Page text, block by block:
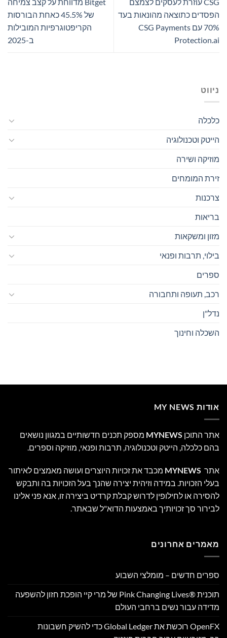
CSG עוזרת לעסקים לצמצם
הפסדים כתוצאה מהונאות בעד
70% עם CSG Payments
Protection.ai
Bitget מדווחת על קצב צמיחה
של 45.5% כאחת הבורסות
הקריפטוגרפיות המובילות
ב-2025
ניווט
כלכלה
הייטק וטכנולוגיה
מוזיקה ושירה
זירת המומחים
צרכנות
בריאות
מזון ומשקאות
בילוי, תרבות ופנאי
ספרים
רכב, תעופה ותחבורה
נדל"ן
השכלה וחינוך
אודות MY NEWS
אתר התוכן MYNEWS מספק תכנים חדשותיים במגוון נושאים
בהם כלכלה, הייטק וטכנולוגיה, תרבות ופנאי, מוזיקה וספרים.
אתר MYNEWS מכבד את זכויות היוצרים ועושה מאמצים לאיתור
בעלי הזכויות. במידה וזיהית יצירה שהנך בעל הזכויות בה ותבקש
להסירה או לחילופין לדרוש קבלת קרדיט ביצירה זו, אנא פני אלינו
לבירור סך זכויותיך באמצעות הדוא"ל שבאתר.
מאמרים אחרונים
ספרים חדשים – מומלצי השבוע
תוכנית Pink Changing Lives®‎ של מרי קיי הופכת חזון להשפעה
מדידה עבור נשים ברחבי העולם
OpenFX רוכשת את Global Ledger כדי להשיק חשבונות